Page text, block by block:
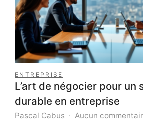
ENTREPRISE
L’art de négocier pour un
durable en entreprise
Pascal Cabus Aucun